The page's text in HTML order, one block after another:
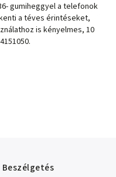
gumiheggyel a telefonok
a téves érintéseket,
is kényelmes, 10
Beszélgetés